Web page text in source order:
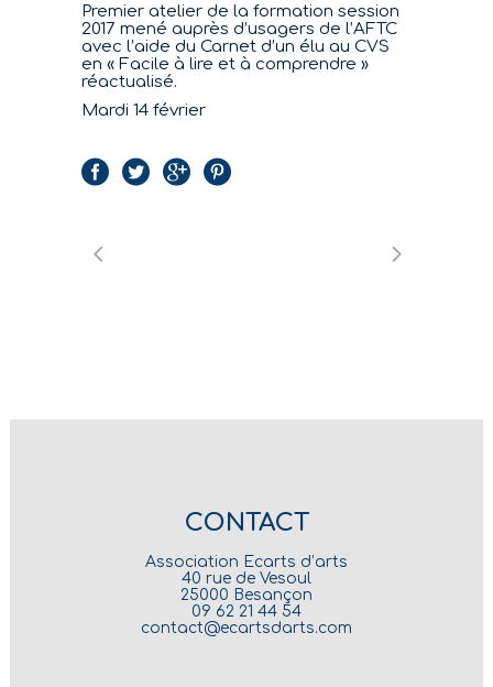
Premier atelier de la formation session
2017 mené auprès d’usagers de l’AFTC
avec l’aide du Carnet d’un élu au CVS
en « Facile à lire et à comprendre »
réactualisé.
Mardi 14 février
CONTACT
Association Ecarts d’arts
40 rue de Vesoul
25000 Besançon
09 62 21 44 54
contact@ecartsdarts.com